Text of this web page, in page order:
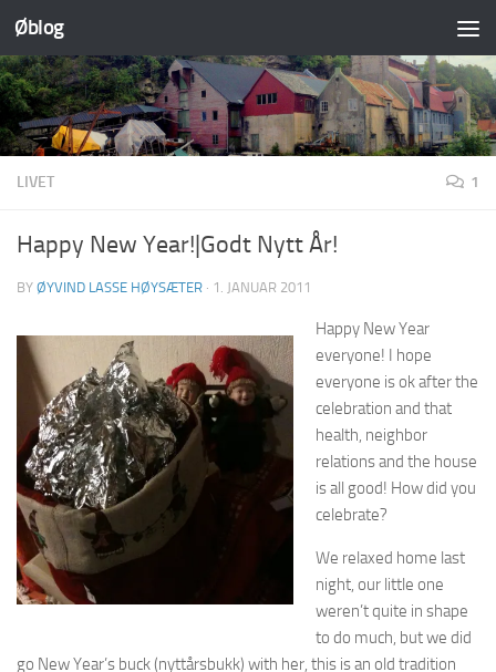
Skip to content
Øblog
LIVET 1
Happy New Year!|Godt Nytt År!
BY ØYVIND LASSE HØYSÆTER · 1. JANUAR 2011
Happy New Year
everyone! I hope
everyone is ok after the
celebration and that
health, neighbor
relations and the house
is all good! How did you
celebrate?
We relaxed home last
night, our little one
weren’t quite in shape
to do much, but we did
go New Year’s buck (nyttårsbukk) with her, this is an old tradition